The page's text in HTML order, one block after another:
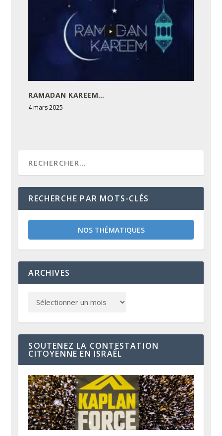
RAMADAN KAREEM…
4 mars 2025
RECHERCHE PAR MOTS-CLÉS
NOS THÉMATIQUES
ARCHIVES
SOUTENEZ LA CONTESTATION
CITOYENNE EN ISRAËL